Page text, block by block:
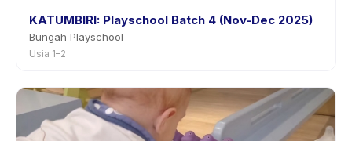
KATUMBIRI: Playschool Batch 4 (Nov-Dec 2025)
Bungah Playschool
Usia 1–2